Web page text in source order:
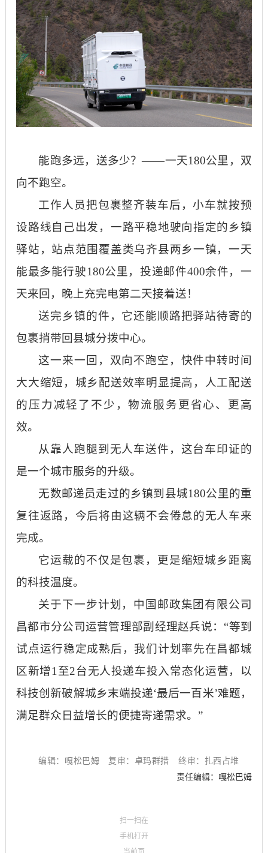
能跑多远，送多少？——一天180公里，双
向不跑空。
工作人员把包裹整齐装车后，小车就按预
设路线自己出发，一路平稳地驶向指定的乡镇
驿站，站点范围覆盖类乌齐县两乡一镇，一天
能最多能行驶180公里，投递邮件400余件，一
天来回，晚上充完电第二天接着送！
送完乡镇的件，它还能顺路把驿站待寄的
包裹捎带回县城分拨中心。
这一来一回，双向不跑空，快件中转时间
大大缩短，城乡配送效率明显提高，人工配送
的压力减轻了不少，物流服务更省心、更高
效。
从靠人跑腿到无人车送件，这台车印证的
是一个城市服务的升级。
无数邮递员走过的乡镇到县城180公里的重
复往返路，今后将由这辆不会倦怠的无人车来
完成。
它运载的不仅是包裹，更是缩短城乡距离
的科技温度。
关于下一步计划，中国邮政集团有限公司
昌都市分公司运营管理部副经理赵兵说： “等到
试点运行稳定成熟后，我们计划率先在昌都城
区新增1至2台无人投递车投入常态化运营，以
科技创新破解城乡末端投递‘最后一百米’难题，
满足群众日益增长的便捷寄递需求。”
编辑：嘎松巴姆 复审：卓玛群措 终审：扎西占堆
责任编辑：嘎松巴姆
扫一扫在
手机打开